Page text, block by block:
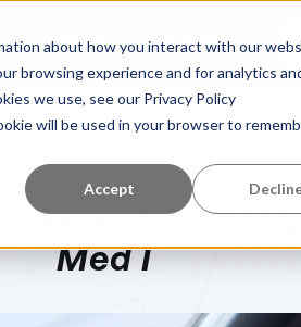
about how you interact with our
browsing experience and for analytics
we use, see our Privacy Policy
will be used in your browser to
Accept
Om oss Referenser
ditt
Med I